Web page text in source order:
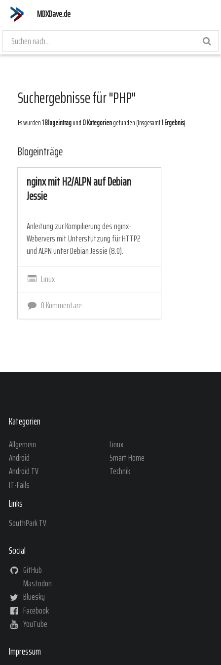
MDXDave.de
Suchergebnisse für "PHP"
Es wurden1 Blogeintragund0 Kategoriengefunden (Insgesamt1 Ergebnis).
Blogeinträge
nginx mit H2/ALPN auf Debian
Jessie
Anleitung zur Kompilierung des nginx-
Webervers mit Unterstützung für HTTP2
und ALPN unter Debian Jessie (8.0).
Linux
0 Kommentare
Kategorien
Allgemein
Android
Android TV
IT-Fails
Linux
Smart Home
Technik
Links
SouthPark TV
Social
GitHub
Mastodon
Bluesky
Facebook
YouTube
Impressum